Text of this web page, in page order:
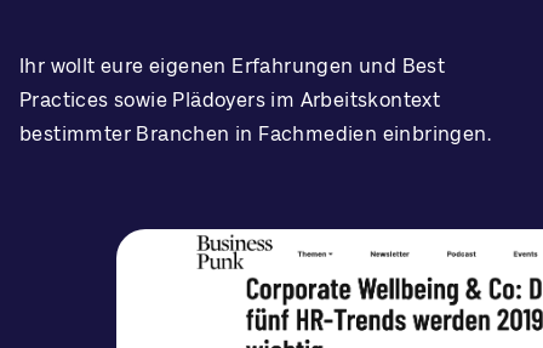
Ihr wollt eure eigenen Erfahrungen und Best
Practices sowie Plädoyers im Arbeitskontext
bestimmter Branchen in Fachmedien einbringen.